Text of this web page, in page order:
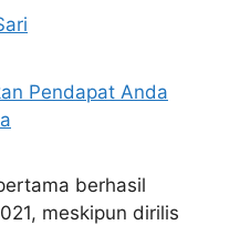
berhasil
meskipun dirilis